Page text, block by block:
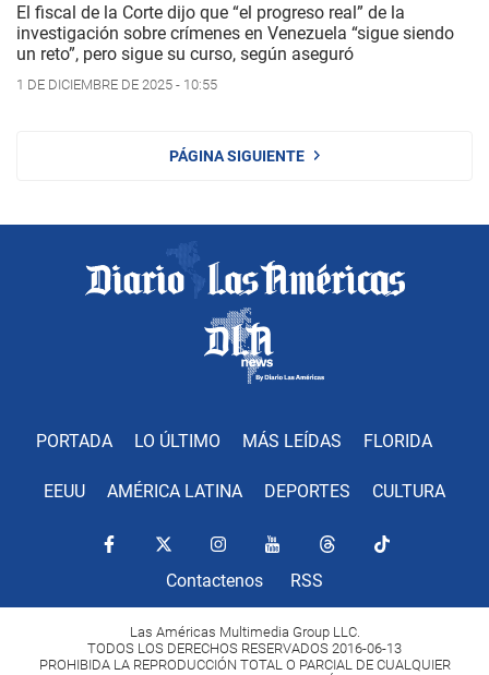
El fiscal de la Corte dijo que “el progreso real” de la
investigación sobre crímenes en Venezuela “sigue siendo
un reto”, pero sigue su curso, según aseguró
1 DE DICIEMBRE DE 2025 - 10:55
PÁGINA SIGUIENTE
PORTADA LO ÚLTIMO MÁS LEÍDAS FLORIDA
EEUU AMÉRICA LATINA DEPORTES CULTURA
Contactenos RSS
Las Américas Multimedia Group LLC.
TODOS LOS DERECHOS RESERVADOS 2016-06-13
PROHIBIDA LA REPRODUCCIÓN TOTAL O PARCIAL DE CUALQUIER